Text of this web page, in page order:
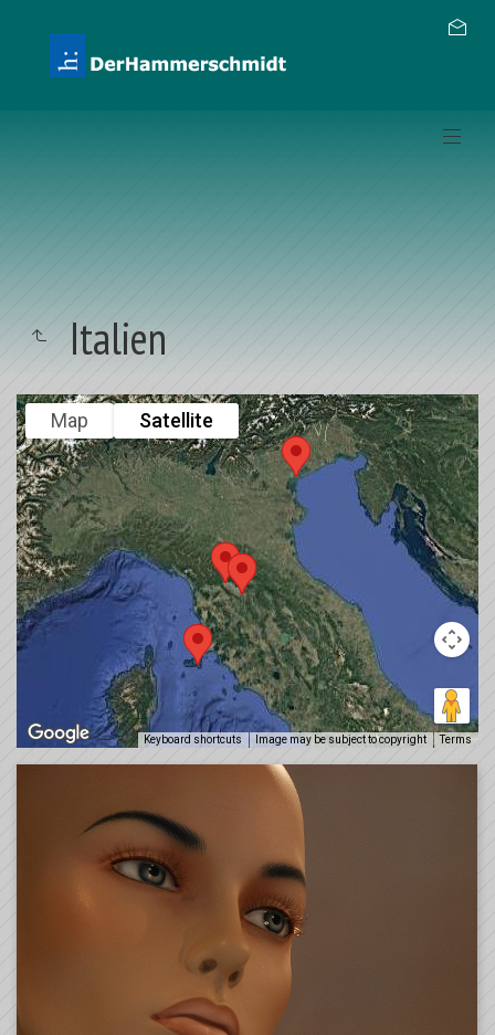
Italien
Map Satellite
Keyboard shortcuts Image may be subject to copyright Terms